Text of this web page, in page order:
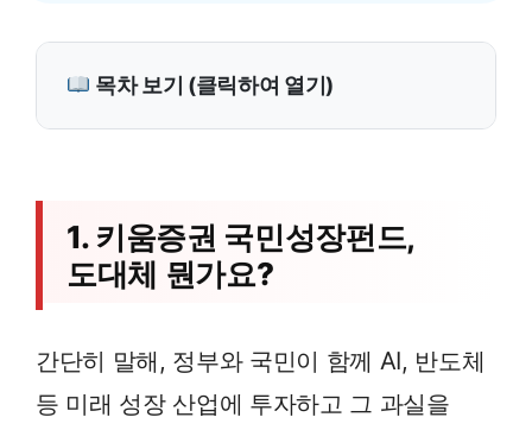
목차 보기 (클릭하여 열기)
1. 키움증권 국민성장펀드,
도대체 뭔가요?
간단히 말해, 정부와 국민이 함께 AI, 반도체
등 미래 성장 산업에 투자하고 그 과실을